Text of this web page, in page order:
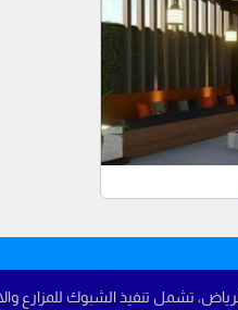
تشمل تنفيذ الشبوك للمزارع